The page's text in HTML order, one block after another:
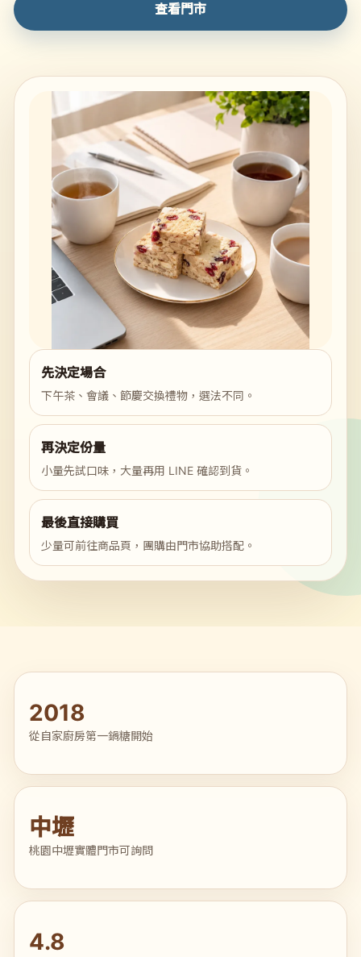
查看門市
先決定場合
下午茶、會議、節慶交換禮物，選法不同。
再決定份量
小量先試口味，大量再用 LINE 確認到貨。
最後直接購買
少量可前往商品頁，團購由門市協助搭配。
2018
從自家廚房第一鍋糖開始
中壢
桃園中壢實體門市可詢問
4.8